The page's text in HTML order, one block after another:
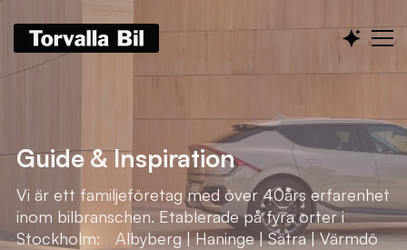
Guide & Inspiration
Vi är ett familjeföretag med över 40års erfarenhet
inom bilbranschen. Etablerade på fyra orter i
Stockholm: Albyberg | Haninge | Sätra | Värmdö